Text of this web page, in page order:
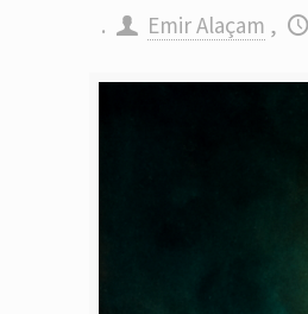
. Emir Alaçam ,